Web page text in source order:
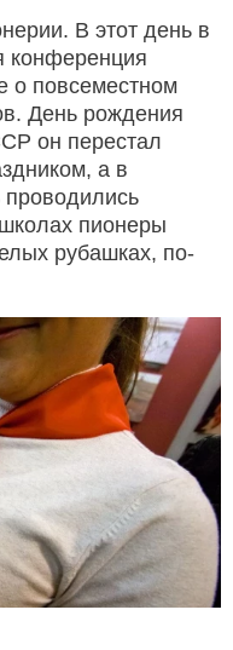
В этот день в
конференция
о повсеместном
День рождения
он перестал
а в
проводились
пионеры
рубашках, по-